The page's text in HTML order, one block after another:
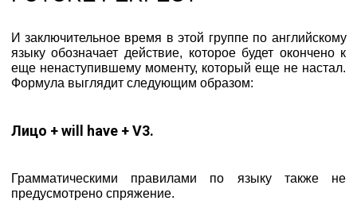
И заключительное время в этой группе по английскому
языку обозначает действие, которое будет окончено к
еще ненаступившему моменту, который еще не настал.
Формула выглядит следующим образом:
Лицо + will have + V3.
Грамматическими правилами по языку также не
предусмотрено спряжение.